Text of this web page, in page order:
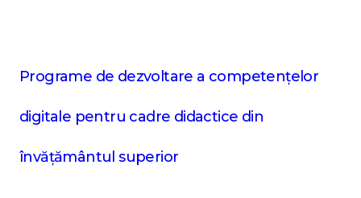
Programe de dezvoltare a competențelor
digitale pentru cadre didactice din
învățământul superior